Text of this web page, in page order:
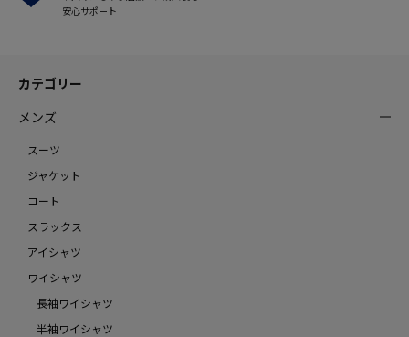
安心サポート
カテゴリー
メンズ
スーツ
ジャケット
コート
スラックス
アイシャツ
ワイシャツ
長袖ワイシャツ
半袖ワイシャツ